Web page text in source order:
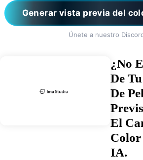
Generar vista previa del
Únete a nuestro
¿No
De
De
El
Color
IA.